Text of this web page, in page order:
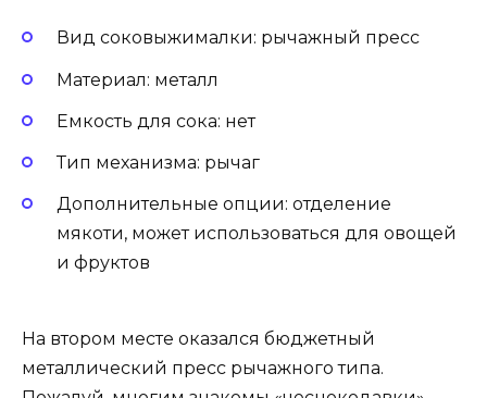
Вид соковыжималки: рычажный пресс
Материал: металл
Емкость для сока: нет
Тип механизма: рычаг
Дополнительные опции: отделение
мякоти, может использоваться для овощей
и фруктов
На втором месте оказался бюджетный
металлический пресс рычажного типа.